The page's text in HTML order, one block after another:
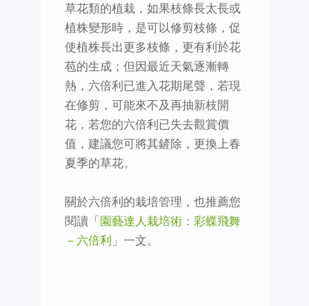
草花類的植栽，如果枝條長太長或
植株變形時，是可以修剪枝條，促
使植株長出更多枝條，更有利於花
苞的生成；但因最近天氣逐漸轉
熱，六倍利已進入花期尾聲，若現
在修剪，可能來不及再抽新枝開
花，若您的六倍利已失去觀賞價
值，建議您可將其鏟除，更換上春
夏季的草花。
關於六倍利的栽培管理，也推薦您
閱讀「園藝達人栽培術：彩蝶飛舞
－六倍利 」一文。